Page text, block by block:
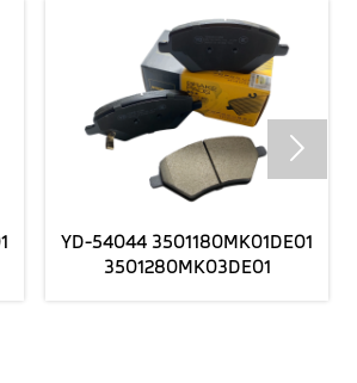
YD-54044 3501180MK01DE01
3501280MK03DE01
